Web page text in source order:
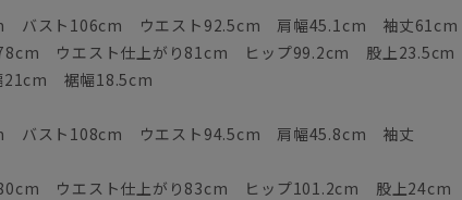
バスト106cm ウエスト92.5cm 肩幅45.1cm 袖丈61cm
78cm ウエスト仕上がり81cm ヒップ99.2cm 股上23.5cm
21cm 裾幅18.5cm
バスト108cm ウエスト94.5cm 肩幅45.8cm 袖丈
80cm ウエスト仕上がり83cm ヒップ101.2cm 股上24cm